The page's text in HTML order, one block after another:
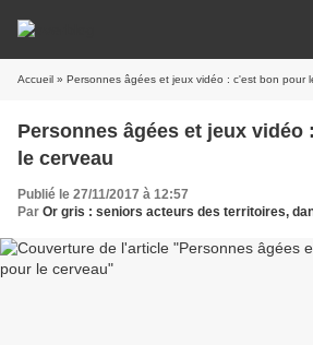
Accueil » Personnes âgées et jeux vidéo : c'est bon pour
Personnes âgées et jeux vidéo
le cerveau
Publié le 27/11/2017 à 12:57
Par Or gris : seniors acteurs des territoires, dans une